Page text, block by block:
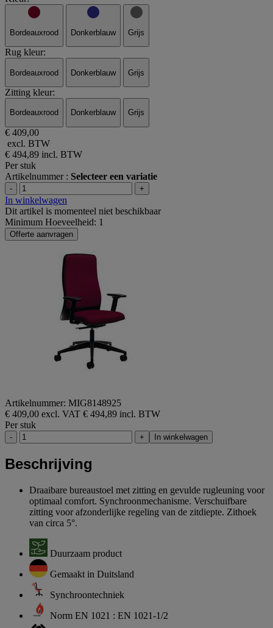
Bordeauxrood Donkerblauw Grijs
Rug kleur:
Bordeauxrood Donkerblauw Grijs
Zitting kleur:
Bordeauxrood Donkerblauw Grijs
€ 409,00
excl. BTW
€ 494,89 incl. BTW
Per stuk
Artikelnummer : Selecteer een variatie
- +
In winkelwagen
Dit artikel is momenteel niet beschikbaar
Minimum Hoeveelheid: 1
Offerte aanvragen
Artikelnummer: MIG8148925
€ 409,00 excl. VAT € 494,89 incl. BTW
Per stuk
- + In winkelwagen
Beschrijving
Draaibare bureaustoel met zitting en gevulde rugleuning voor
optimaal comfort. Synchroonmechanisme. Verschuifbare
zitting voor afzonderlijke regeling van de zitdiepte. Zithoek
van circa 5°.
Duurzaam product
Gemaakt in Duitsland
Synchroontechniek
Norm EN 1021 : EN 1021-1/2